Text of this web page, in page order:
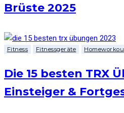
Brüste 2025
Fitness Fitnessgeräte
Die 15 besten TRX
Einsteiger &